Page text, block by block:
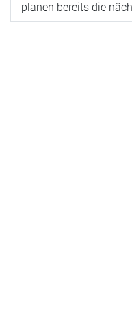
planen bereits die